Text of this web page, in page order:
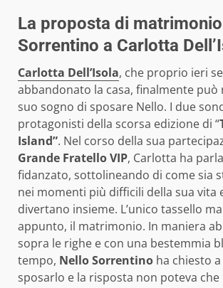
La proposta di
Sorrentino a Carlotta
Carlotta Dell’Isola, che proprio ieri
abbandonato la casa, finalmente può
suo sogno di sposare Nello. I due
protagonisti della scorsa edizione di “
Island”. Nel corso della sua
Grande Fratello VIP, Carlotta ha
fidanzato, sottolineando di come sia
nei momenti più difficili della sua vita
divertano insieme. L’unico tassello
appunto, il matrimonio. In maniera
sopra le righe e con una bestemmia
tempo, Nello Sorrentino ha chiesto
sposarlo e la risposta non poteva che